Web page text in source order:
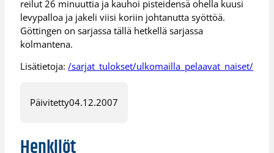
reilut 26 minuuttia ja kauhoi pisteidensä ohella kuusi
levypalloa ja jakeli viisi koriin johtanutta syöttöä.
Göttingen on sarjassa tällä hetkellä sarjassa
kolmantena.
Lisätietoja:/sarjat_tulokset/ulkomailla_pelaavat_naiset/
Päivitetty04.12.2007